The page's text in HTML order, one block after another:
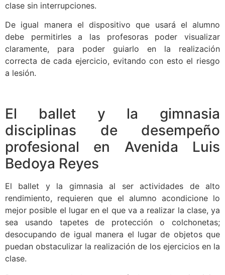
clase sin interrupciones.
De igual manera el dispositivo que usará el alumno
debe permitirles a las profesoras poder visualizar
claramente, para poder guiarlo en la realización
correcta de cada ejercicio, evitando con esto el riesgo
a lesión.
El ballet y la gimnasia
disciplinas de desempeño
profesional en Avenida Luis
Bedoya Reyes
El ballet y la gimnasia al ser actividades de alto
rendimiento, requieren que el alumno acondicione lo
mejor posible el lugar en el que va a realizar la clase, ya
sea usando tapetes de protección o colchonetas;
desocupando de igual manera el lugar de objetos que
puedan obstaculizar la realización de los ejercicios en la
clase.